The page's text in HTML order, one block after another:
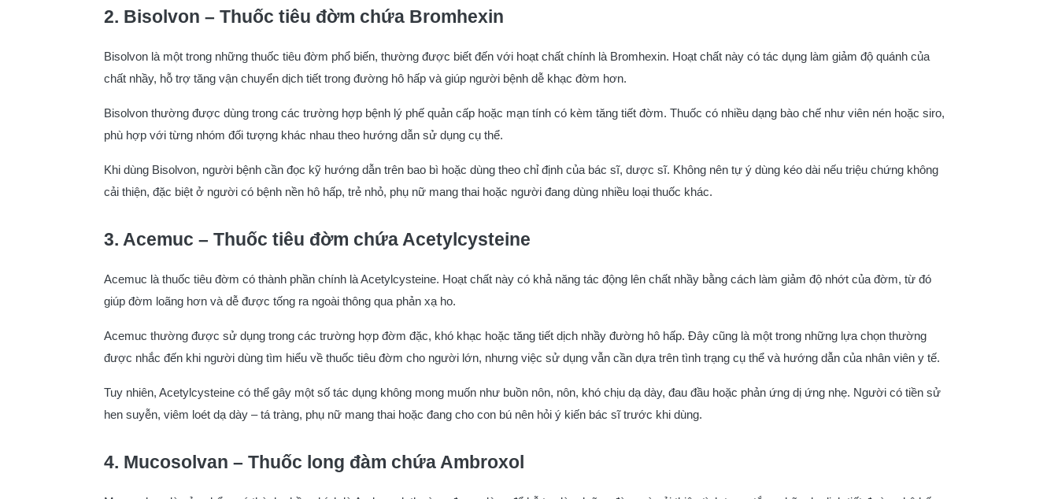
2. Bisolvon – Thuốc tiêu đờm chứa Bromhexin
Bisolvon là một trong những thuốc tiêu đờm phổ biến, thường được biết đến với hoạt chất chính là Bromhexin. Hoạt chất này có tác dụng làm giảm độ quánh của
chất nhầy, hỗ trợ tăng vận chuyển dịch tiết trong đường hô hấp và giúp người bệnh dễ khạc đờm hơn.
Bisolvon thường được dùng trong các trường hợp bệnh lý phế quản cấp hoặc mạn tính có kèm tăng tiết đờm. Thuốc có nhiều dạng bào chế như viên nén hoặc siro,
phù hợp với từng nhóm đối tượng khác nhau theo hướng dẫn sử dụng cụ thể.
Khi dùng Bisolvon, người bệnh cần đọc kỹ hướng dẫn trên bao bì hoặc dùng theo chỉ định của bác sĩ, dược sĩ. Không nên tự ý dùng kéo dài nếu triệu chứng không
cải thiện, đặc biệt ở người có bệnh nền hô hấp, trẻ nhỏ, phụ nữ mang thai hoặc người đang dùng nhiều loại thuốc khác.
3. Acemuc – Thuốc tiêu đờm chứa Acetylcysteine
Acemuc là thuốc tiêu đờm có thành phần chính là Acetylcysteine. Hoạt chất này có khả năng tác động lên chất nhầy bằng cách làm giảm độ nhớt của đờm, từ đó
giúp đờm loãng hơn và dễ được tống ra ngoài thông qua phản xạ ho.
Acemuc thường được sử dụng trong các trường hợp đờm đặc, khó khạc hoặc tăng tiết dịch nhầy đường hô hấp. Đây cũng là một trong những lựa chọn thường
được nhắc đến khi người dùng tìm hiểu về thuốc tiêu đờm cho người lớn, nhưng việc sử dụng vẫn cần dựa trên tình trạng cụ thể và hướng dẫn của nhân viên y tế.
Tuy nhiên, Acetylcysteine có thể gây một số tác dụng không mong muốn như buồn nôn, nôn, khó chịu dạ dày, đau đầu hoặc phản ứng dị ứng nhẹ. Người có tiền sử
hen suyễn, viêm loét dạ dày – tá tràng, phụ nữ mang thai hoặc đang cho con bú nên hỏi ý kiến bác sĩ trước khi dùng.
4. Mucosolvan – Thuốc long đàm chứa Ambroxol